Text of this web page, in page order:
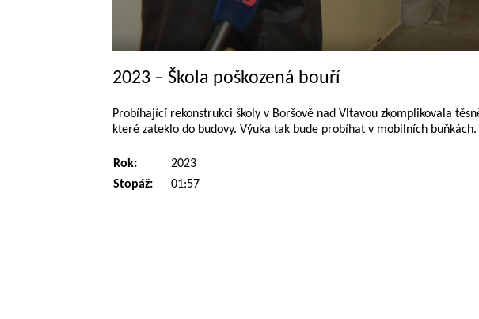
2023 – Škola poškozená bouří
Probíhající rekonstrukci školy v Boršově nad Vltavou zkomplikovala
které zateklo do budovy. Výuka tak bude probíhat v mobilních
Rok:
2023
Stopáž:
01:57